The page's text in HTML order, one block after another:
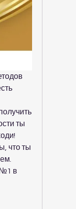
ты
что ты
№1 в